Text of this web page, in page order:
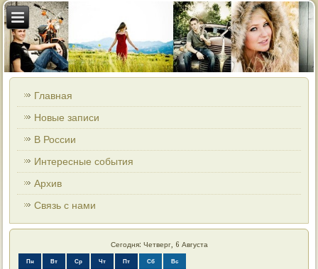
Главная
Новые записи
В России
Интересные события
Архив
Связь с нами
Сегодня: Четверг, 6 Августа
Пн Вт Ср Чт Пт Сб Вс